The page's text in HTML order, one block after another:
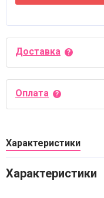
Доставка
Оплата
Характеристики
Характеристики